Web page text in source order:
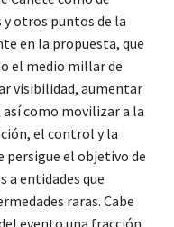
y otros puntos de la
en la propuesta, que
el medio millar de
visibilidad, aumentar
como movilizar a la
el control y la
persigue el objetivo de
a entidades que
raras. Cabe
evento una fracción